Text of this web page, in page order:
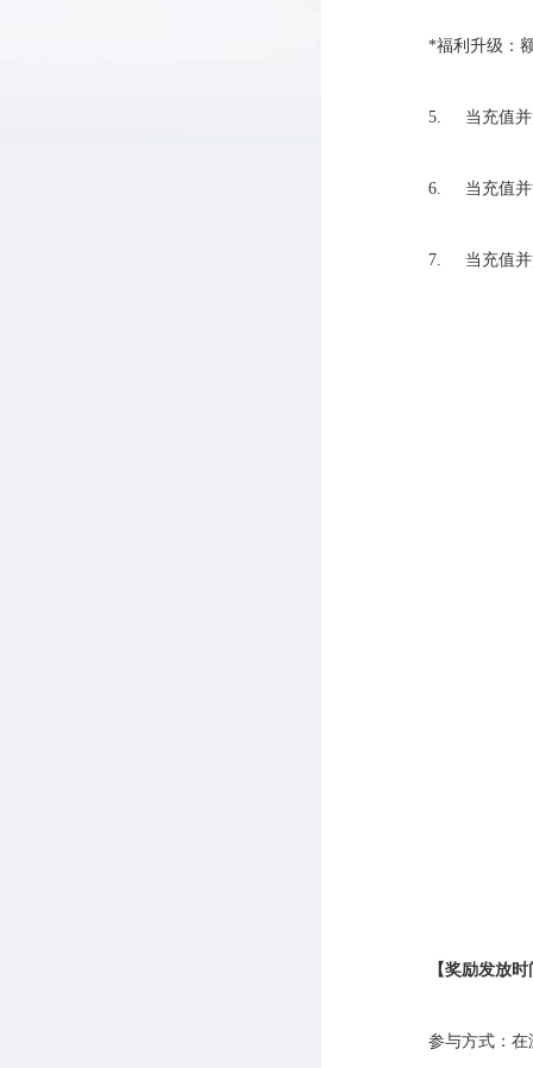
*福利升级：
5. 当充值并
6. 当充值并
7. 当充值并
【奖励发放
参与方式：